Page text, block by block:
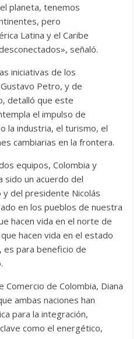
planeta, tenemos
pero
Latina y el Caribe
señaló.
iniciativas de los
Petro, y de
detalló que este
el impulso de
la industria, el turismo, el
cambiarias en la frontera.
equipos, Colombia y
sido un acuerdo del
del presidente Nicolás
en los pueblos de nuestra
hacen vida en el norte de
hacen vida en el estado
es para beneficio de
de Colombia, Diana
ambas naciones han
para la integración,
como el energético,